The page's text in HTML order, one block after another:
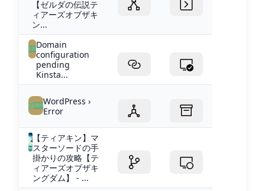
【ゼルダの伝説テ
ィアーズオブザキ
ン...
Domain
configuration
pending
Kinsta...
WordPress ›
Error
【ティアキン】マ
スターソードの手
掛かりの攻略【テ
ィアーズオブザキ
ングダム】 - ...